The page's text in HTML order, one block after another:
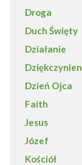
Droga
Duch Święty
Działanie
Dzień Ojca
Faith
Jesus
Józef
Kościół